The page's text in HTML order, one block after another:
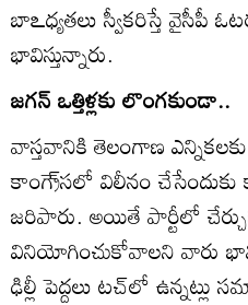
బాఽధ్యతలు స్వీకరిస్తే వైసీపీ
భావిస్తున్నారు.
జగన్‌ ఒత్తిళ్లకు లొంగకుండా..
వాస్తవానికి తెలంగాణ
కాంగ్రె్‌సలో విలీనం చేసేందుకు
జరిపారు. అయితే పార్టీలో
వినియోగించుకోవాలని వారు
ఢిల్లీ పెద్దలు టచ్‌లో